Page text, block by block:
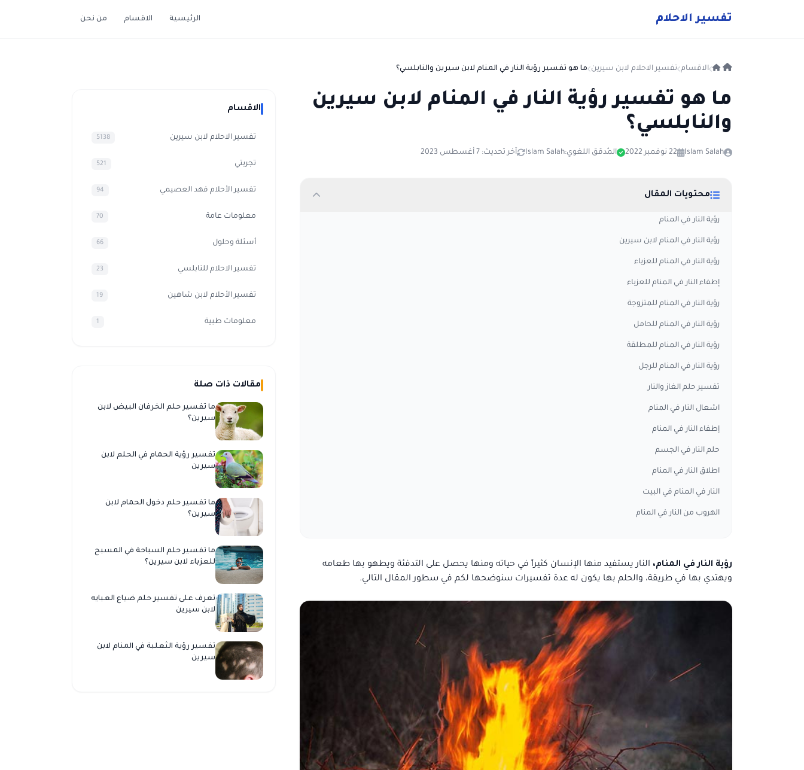
تفسير الاحلام الرئيسية الاقسام من نحن
الاقسام تفسير الاحلام لابن سيرين ما هو تفسير رؤية النار في المنام لابن سيرين والنابلسي؟
ما هو تفسير رؤية النار في المنام لابن سيرين
والنابلسي؟
Islam Salah 22 نوفمبر 2022 المُدقق اللغوي:Islam Salah آخر تحديث: 7 أغسطس 2023
محتويات المقال
رؤية النار في المنام
رؤية النار في المنام لابن سيرين
رؤية النار في المنام للعزباء
إطفاء النار في المنام للعزباء
رؤية النار في المنام للمتزوجة
رؤية النار في المنام للحامل
رؤية النار في المنام للمطلقة
رؤية النار في المنام للرجل
تفسير حلم الغاز والنار
اشعال النار في المنام
إطفاء النار في المنام
حلم النار في الجسم
اطلاق النار في المنام
النار في المنام في البيت
الهروب من النار في المنام
رؤية النار في المنام، النار يستفيد منها الإنسان كثيراً في حياته ومنها يحصل على التدفئة ويطهو بها طعامه
ويهتدي بها في طريقة، والحلم بها يكون له عدة تفسيرات سنوضحها لكم في سطور المقال التالي.
الاقسام
تفسير الاحلام لابن سيرين 5138
تجربتي 521
تفسير الأحلام فهد العصيمي 94
معلومات عامة 70
أسئلة وحلول 66
تفسير الاحلام للنابلسي 23
تفسير الأحلام لابن شاهين 19
معلومات طبية 1
مقالات ذات صلة
ما تفسير حلم الخرفان البيض لابن
سيرين؟
تفسير رؤية الحمام في الحلم لابن
سيرين
ما تفسير حلم دخول الحمام لابن
سيرين؟
ما تفسير حلم السباحة في المسبح
للعزباء لابن سيرين؟
تعرف على تفسير حلم ضياع العبايه
لابن سيرين
تفسير رؤية الثعلبة في المنام لابن
سيرين